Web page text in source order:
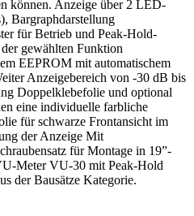
können. Anzeige über 2 LED-
Bargraphdarstellung
für Betrieb und Peak-Hold-
gewählten Funktion
EEPROM mit automatischem
Anzeigebereich von -30 dB bis
Doppelklebefolie und optional
eine individuelle farbliche
für schwarze Frontansicht im
der Anzeige Mit
für Montage in 19”-
Meter VU-30 mit Peak-Hold
der Bausätze Kategorie.